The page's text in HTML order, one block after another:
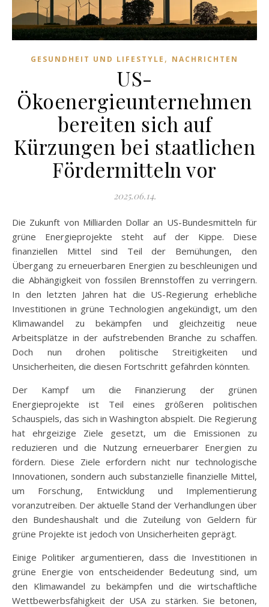
GESUNDHEIT UND LIFESTYLE , NACHRICHTEN
US-
Ökoenergieunternehmen
bereiten sich auf
Kürzungen bei staatlichen
Fördermitteln vor
2025.06.14.
Die Zukunft von Milliarden Dollar an US-Bundesmitteln für
grüne Energieprojekte steht auf der Kippe. Diese
finanziellen Mittel sind Teil der Bemühungen, den
Übergang zu erneuerbaren Energien zu beschleunigen und
die Abhängigkeit von fossilen Brennstoffen zu verringern.
In den letzten Jahren hat die US-Regierung erhebliche
Investitionen in grüne Technologien angekündigt, um den
Klimawandel zu bekämpfen und gleichzeitig neue
Arbeitsplätze in der aufstrebenden Branche zu schaffen.
Doch nun drohen politische Streitigkeiten und
Unsicherheiten, die diesen Fortschritt gefährden könnten.
Der Kampf um die Finanzierung der grünen
Energieprojekte ist Teil eines größeren politischen
Schauspiels, das sich in Washington abspielt. Die Regierung
hat ehrgeizige Ziele gesetzt, um die Emissionen zu
reduzieren und die Nutzung erneuerbarer Energien zu
fördern. Diese Ziele erfordern nicht nur technologische
Innovationen, sondern auch substanzielle finanzielle Mittel,
um Forschung, Entwicklung und Implementierung
voranzutreiben. Der aktuelle Stand der Verhandlungen über
den Bundeshaushalt und die Zuteilung von Geldern für
grüne Projekte ist jedoch von Unsicherheiten geprägt.
Einige Politiker argumentieren, dass die Investitionen in
grüne Energie von entscheidender Bedeutung sind, um
den Klimawandel zu bekämpfen und die wirtschaftliche
Wettbewerbsfähigkeit der USA zu stärken. Sie betonen,